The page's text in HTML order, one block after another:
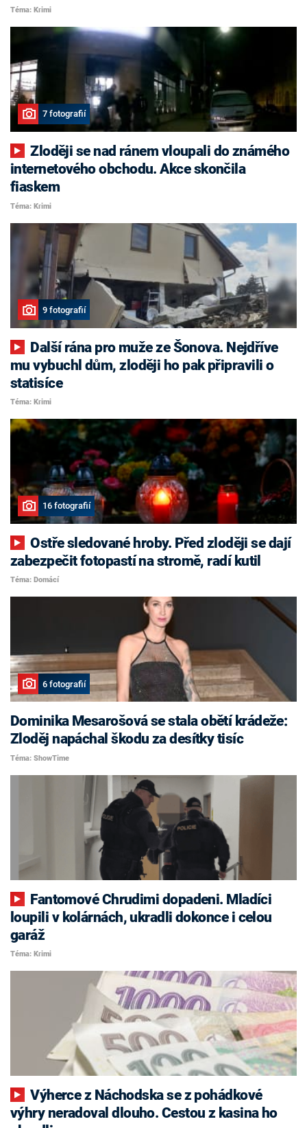
Téma: Krimi
7 fotografií
Zloději se nad ránem vloupali do známého
internetového obchodu. Akce skončila
fiaskem
Téma: Krimi
9 fotografií
mu vybuchl dům, zloději ho pak připravili o
statisíce
Téma: Krimi
16 fotografií
Ostře sledované hroby. Před zloději se dají
zabezpečit fotopastí na stromě, radí kutil
Téma: Domácí
6 fotografií
Dominika Mesarošová se stala obětí krádeže:
Zloděj napáchal škodu za desítky tisíc
Téma: ShowTime
loupili v kolárnách, ukradli dokonce i celou
garáž
Téma: Krimi
Výherce z Náchodska se z pohádkové
výhry neradoval dlouho. Cestou z kasina ho